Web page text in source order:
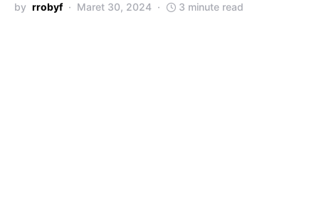
by rrobyf Maret 30, 2024 3 minute read